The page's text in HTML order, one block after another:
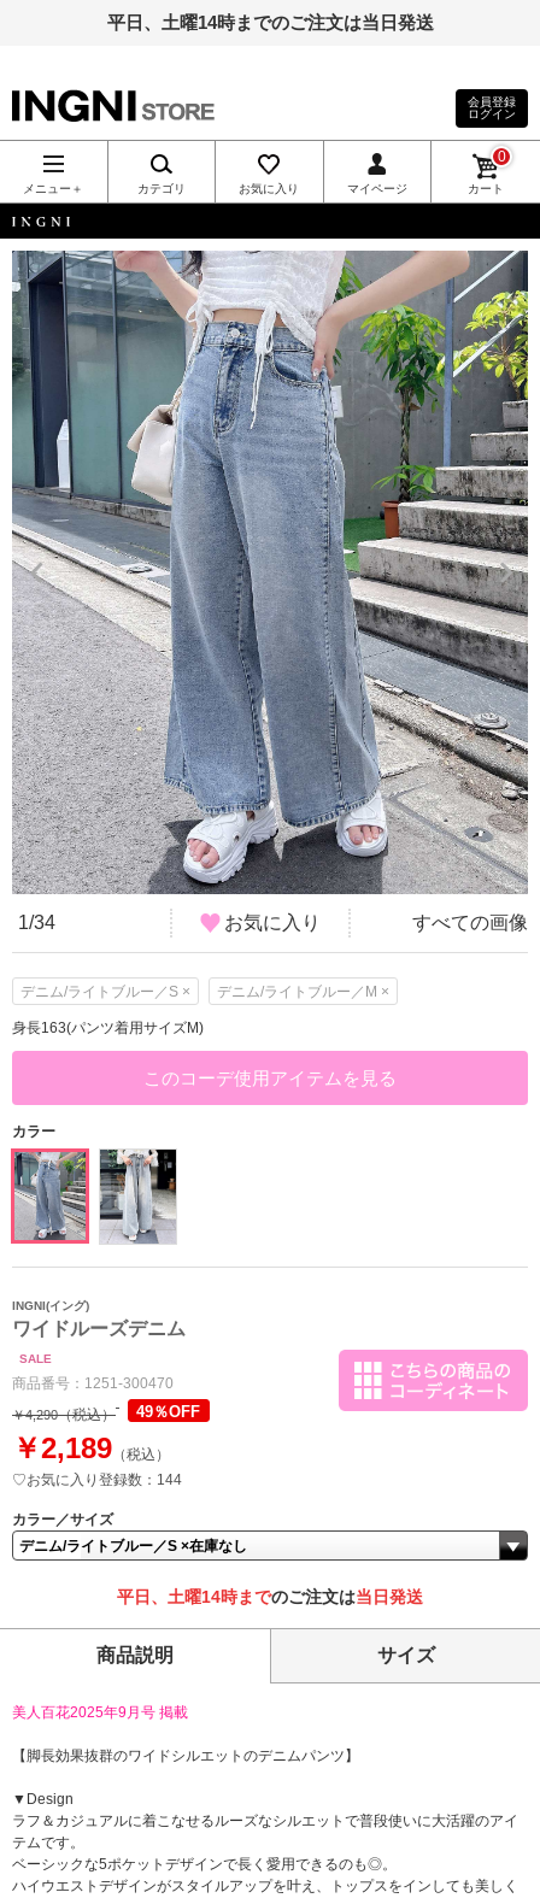
平日、土曜14時までのご注文は当日発送
INGNI（イン
グ）公式通
販｜INGNI
STORE
会員登録
ログイン
メニュー＋ カテゴリ お気に入り マイページ カート
0
INGNI
1/34 お気に入り すべての画像
デニム/ライトブルー／S × デニム/ライトブルー／M ×
身長163(パンツ着用サイズM)
このコーデ使用アイテムを見る
カラー
INGNI(イング)
ワイドルーズデニム
SALE
商品番号： 1251-300470
￥4,290（税込） 49％OFF
￥2,189 （税込）
♡お気に入り登録数：144
カラー／サイズ
平日、土曜14時までのご注文は当日発送
商品説明 サイズ
美人百花2025年9月号 掲載
【脚長効果抜群のワイドシルエットのデニムパンツ】
▼Design
ラフ＆カジュアルに着こなせるルーズなシルエットで普段使いに大活躍のアイ
テムです。
ベーシックな5ポケットデザインで長く愛用できるのも◎。
ハイウエストデザインがスタイルアップを叶え、トップスをインしても美しく